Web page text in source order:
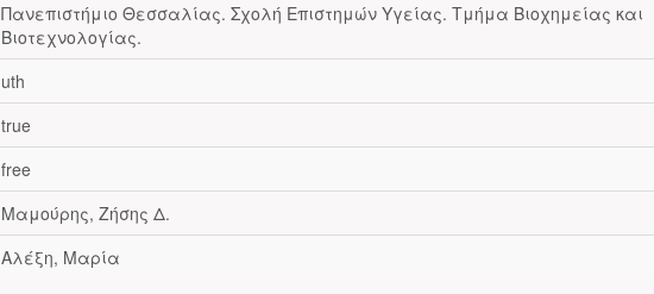
Πανεπιστήμιο Θεσσαλίας. Σχολή Επιστημών Υγείας. Τμήμα Βιοχημείας και
Βιοτεχνολογίας.
uth
true
free
Μαμούρης, Ζήσης Δ.
Αλέξη, Μαρία